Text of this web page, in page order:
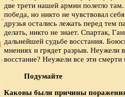
две трети нашей армии полегло
победа, но никто не чувствовал
друзья остались лежать перед тем
делать, никто не знает. Спартак,
дальнейшей судьбе восстания.
мнениях и грядет разрыв. Неужели
восстание? Неужели все эти смерти
Подумайте
Каковы были причины